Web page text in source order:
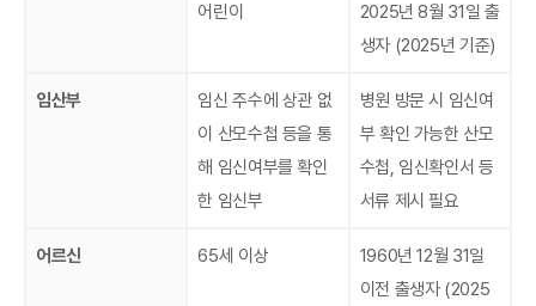
어린이
2025년 8월 31일 출
생자 (2025년 기준)
임산부
임신 주수에 상관 없
이 산모수첩 등을 통
해 임신여부를 확인
한 임신부
병원 방문 시 임신여
부 확인 가능한 산모
수첩, 임신확인서 등
서류 제시 필요
어르신 65세 이상
1960년 12월 31일
이전 출생자 (2025